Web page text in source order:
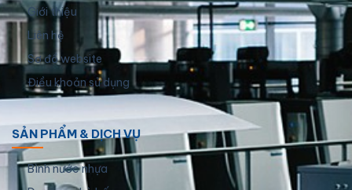
Giới thiệu
Liên hệ
Sơ đồ website
Điều khoản sử dụng
SẢN PHẨM & DỊCH VỤ
Bình nước nhựa